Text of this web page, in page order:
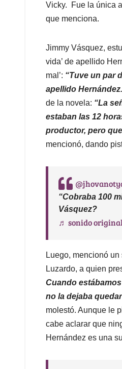
Vicky. Fue la única
que menciona.
Jimmy Vásquez,
vida’ de apellido
mal’: “Tuve un par
apellido
de la novela: “La
estaban las 12
productor, pero
mencionó, dando
“Cobraba 100
Vásquez?
♬ sonido
Luego, mencionó
Luzardo, a quien
Cuando
no la dejaba
molestó. Aunque le
cabe aclarar que
Hernández es una